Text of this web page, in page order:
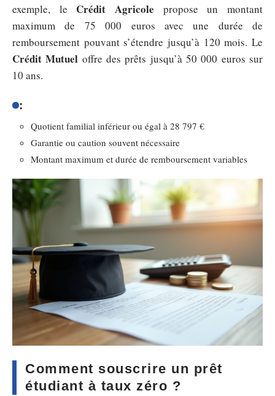
exemple, le Crédit Agricole propose un montant
maximum de 75 000 euros avec une durée de
remboursement pouvant s’étendre jusqu’à 120 mois. Le
Crédit Mutuel offre des prêts jusqu’à 50 000 euros sur
10 ans.
:
Quotient familial inférieur ou égal à 28 797 €
Garantie ou caution souvent nécessaire
Montant maximum et durée de remboursement variables
Comment souscrire un prêt
étudiant à taux zéro ?